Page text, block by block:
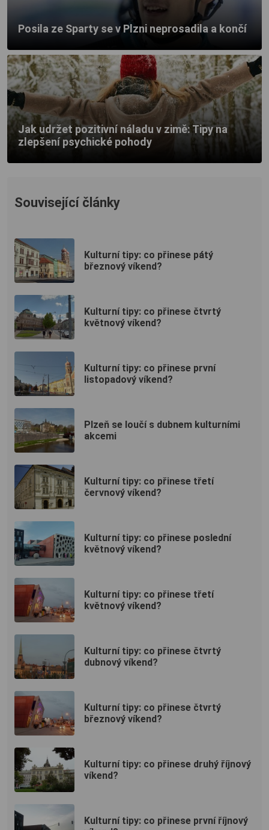
Posila ze Sparty se v Plzni neprosadila a končí
Jak udržet pozitivní náladu v zimě: Tipy na
zlepšení psychické pohody
Související články
Kulturní tipy: co přinese pátý
březnový víkend?
Kulturní tipy: co přinese čtvrtý
květnový víkend?
Kulturní tipy: co přinese první
listopadový víkend?
Plzeň se loučí s dubnem kulturními
akcemi
Kulturní tipy: co přinese třetí
červnový víkend?
Kulturní tipy: co přinese poslední
květnový víkend?
Kulturní tipy: co přinese třetí
květnový víkend?
Kulturní tipy: co přinese čtvrtý
dubnový víkend?
Kulturní tipy: co přinese čtvrtý
březnový víkend?
Kulturní tipy: co přinese druhý říjnový
víkend?
Kulturní tipy: co přinese první říjnový